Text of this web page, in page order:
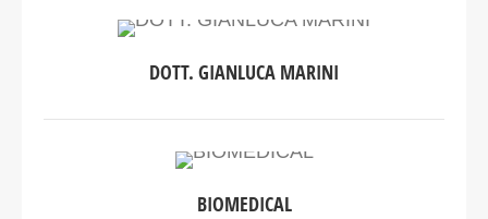
DOTT. GIANLUCA MARINI
BIOMEDICAL